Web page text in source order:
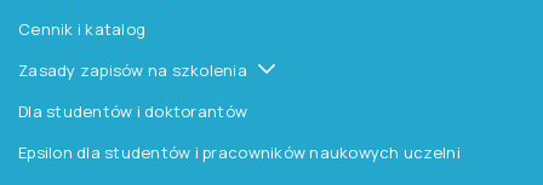
Cennik i katalog
Zasady zapisów na szkolenia
Dla studentów i doktorantów
Epsilon dla studentów i pracowników naukowych uczelni